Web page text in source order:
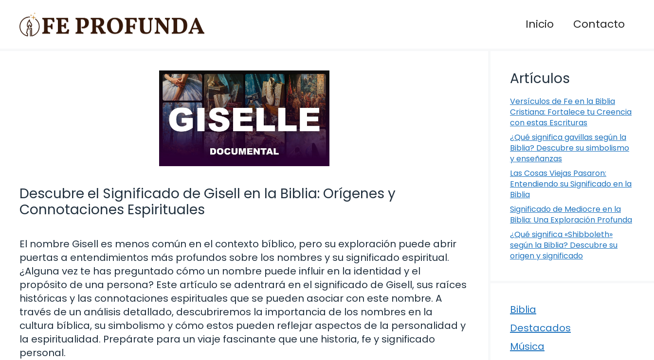
contenido
Inicio Contacto
Descubre el Significado de Gisell en la Biblia: Orígenes y
Connotaciones Espirituales
El nombre Gisell es menos común en el contexto bíblico, pero su exploración puede abrir
puertas a entendimientos más profundos sobre los nombres y su significado espiritual.
¿Alguna vez te has preguntado cómo un nombre puede influir en la identidad y el
propósito de una persona? Este artículo se adentrará en el significado de Gisell, sus raíces
históricas y las connotaciones espirituales que se pueden asociar con este nombre. A
través de un análisis detallado, descubriremos la importancia de los nombres en la
cultura bíblica, su simbolismo y cómo estos pueden reflejar aspectos de la personalidad y
la espiritualidad. Prepárate para un viaje fascinante que une historia, fe y significado
personal.
Artículos
Versículos de Fe en la Biblia
Cristiana: Fortalece tu Creencia
con estas Escrituras
¿Qué significa gavillas según la
Biblia? Descubre su simbolismo
y enseñanzas
Las Cosas Viejas Pasaron:
Entendiendo su Significado en la
Biblia
Significado de Mediocre en la
Biblia: Una Exploración Profunda
¿Qué significa «Shibboleth»
según la Biblia? Descubre su
origen y significado
Biblia
Destacados
Música